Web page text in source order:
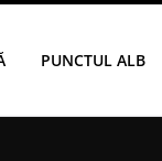
PUNCTUL ALB